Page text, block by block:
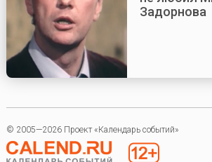
Задорнова
© 2005—2026 Проект «Календарь событий»